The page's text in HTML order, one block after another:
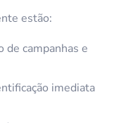
estão:
campanhas e
imediata